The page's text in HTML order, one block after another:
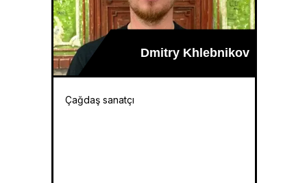
Çağdaş sanatçı
Dmitry Khlebnikov